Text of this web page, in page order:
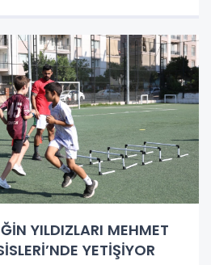
YILDIZLARI MEHMET
YETİŞİYOR